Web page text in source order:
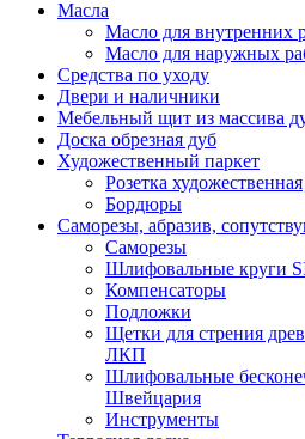
Масла
Масло для внутренних
Масло для наружных
Средства по уходу
Двери и наличники
Мебельный щит из массива
Доска обрезная дуб
Художественный паркет
Розетка художественная
Бордюры
Саморезы, абразив,
Саморезы
Шлифовальные круги
Компенсаторы
Подложки
Щетки для стрения
ЛКП
Шлифовальные
Швейцария
Инструменты